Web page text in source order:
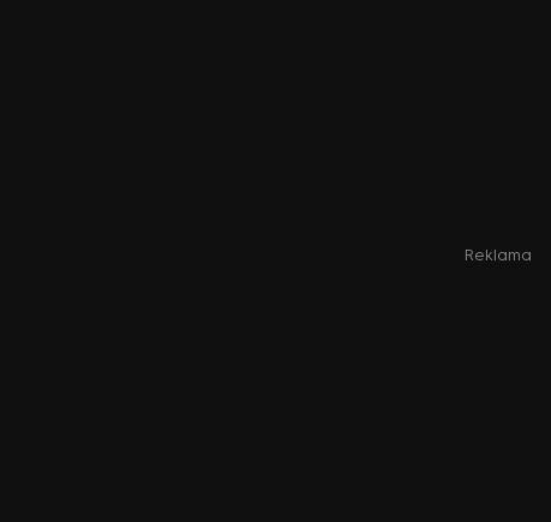
Reklama